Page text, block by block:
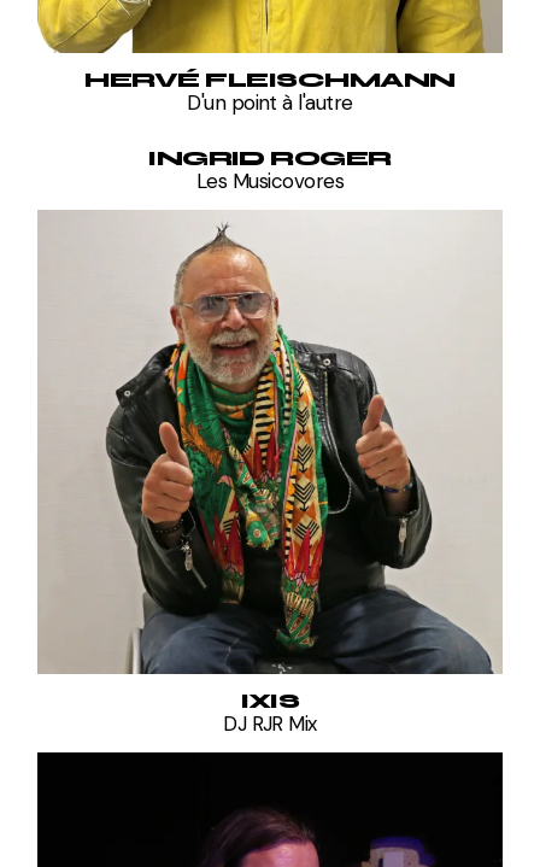
HERVÉ FLEISCHMANN
D'un point à l'autre
INGRID ROGER
Les Musicovores
IXIS
DJ RJR Mix